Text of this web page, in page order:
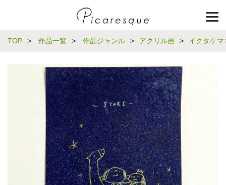
TOP > 作品一覧 > 作品ジャンル > アクリル画 > イクタケマ